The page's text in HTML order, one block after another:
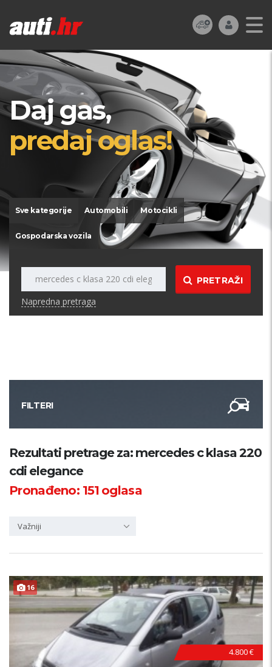
Daj gas,
predaj oglas!
Sve kategorije Automobili Motocikli
Gospodarska vozila
PRETRAŽI
Napredna pretraga
FILTERI
Kategorija
Županija
Rezultati pretrage za: mercedes c klasa 220
cdi elegance
Pronađeno: 151oglasa
Važniji
16
4.800 €